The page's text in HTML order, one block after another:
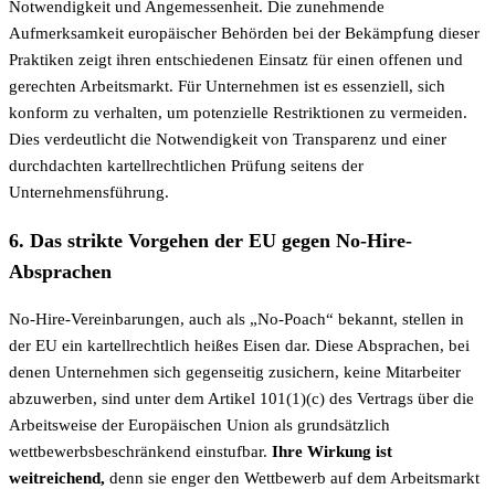
Notwendigkeit und Angemessenheit. Die zunehmende
Aufmerksamkeit europäischer Behörden bei der Bekämpfung dieser
Praktiken zeigt ihren entschiedenen Einsatz für einen offenen und
gerechten Arbeitsmarkt. Für Unternehmen ist es essenziell, sich
konform zu verhalten, um potenzielle Restriktionen zu vermeiden.
Dies verdeutlicht die Notwendigkeit von Transparenz und einer
durchdachten kartellrechtlichen Prüfung seitens der
Unternehmensführung.
6. Das strikte Vorgehen der EU gegen No-Hire-
Absprachen
No-Hire-Vereinbarungen, auch als „No-Poach“ bekannt, stellen in
der EU ein kartellrechtlich heißes Eisen dar. Diese Absprachen, bei
denen Unternehmen sich gegenseitig zusichern, keine Mitarbeiter
abzuwerben, sind unter dem Artikel 101(1)(c) des Vertrags über die
Arbeitsweise der Europäischen Union als grundsätzlich
wettbewerbsbeschränkend einstufbar. Ihre Wirkung ist
weitreichend, denn sie enger den Wettbewerb auf dem Arbeitsmarkt